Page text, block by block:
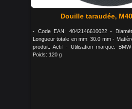
Douille taraudée,
- Code EAN: 4042146610022 -
Longueur totale en mm: 30.0 mm -
produit: Actif - Utilisation marque:
Poids: 120 g